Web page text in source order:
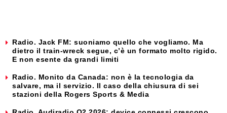
Radio. Jack FM: suoniamo quello che vogliamo. Ma
dietro il train-wreck segue, c’è un formato molto rigido.
E non esente da grandi limiti
Radio. Monito da Canada: non è la tecnologia da
salvare, ma il servizio. Il caso della chiusura di sei
stazioni della Rogers Sports & Media